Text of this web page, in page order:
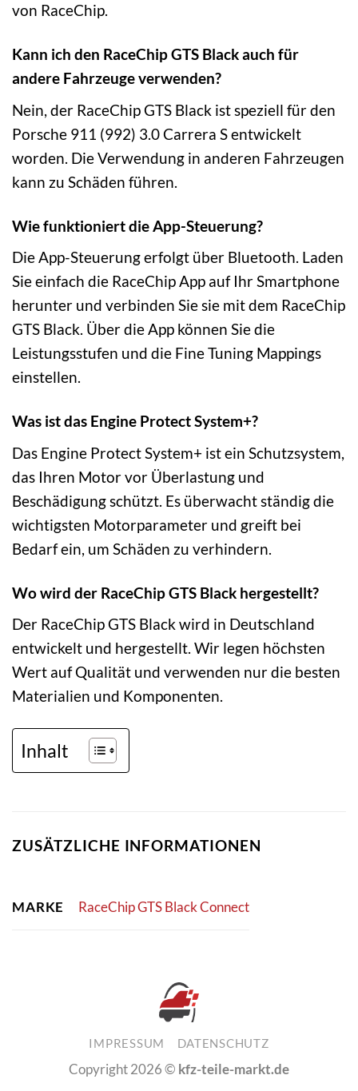
von RaceChip.
Kann ich den RaceChip GTS Black auch für
andere Fahrzeuge verwenden?
Nein, der RaceChip GTS Black ist speziell für den
Porsche 911 (992) 3.0 Carrera S entwickelt
worden. Die Verwendung in anderen Fahrzeugen
kann zu Schäden führen.
Wie funktioniert die App-Steuerung?
Die App-Steuerung erfolgt über Bluetooth. Laden
Sie einfach die RaceChip App auf Ihr Smartphone
herunter und verbinden Sie sie mit dem RaceChip
GTS Black. Über die App können Sie die
Leistungsstufen und die Fine Tuning Mappings
einstellen.
Was ist das Engine Protect System+?
Das Engine Protect System+ ist ein Schutzsystem,
das Ihren Motor vor Überlastung und
Beschädigung schützt. Es überwacht ständig die
wichtigsten Motorparameter und greift bei
Bedarf ein, um Schäden zu verhindern.
Wo wird der RaceChip GTS Black hergestellt?
Der RaceChip GTS Black wird in Deutschland
entwickelt und hergestellt. Wir legen höchsten
Wert auf Qualität und verwenden nur die besten
Materialien und Komponenten.
Inhalt
ZUSÄTZLICHE INFORMATIONEN
MARKE RaceChip GTS Black Connect
IMPRESSUM DATENSCHUTZ
Copyright 2026 © kfz-teile-markt.de